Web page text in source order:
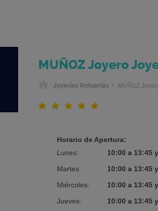
MUÑOZ Joyero
Inicio
Joyerías Relojerías > MUÑOZ
Horario de Apertura:
Lunes:
10:00 a 13:45
Martes:
10:00 a 13:45
Miércoles:
10:00 a 13:45
Jueves:
10:00 a 13:45